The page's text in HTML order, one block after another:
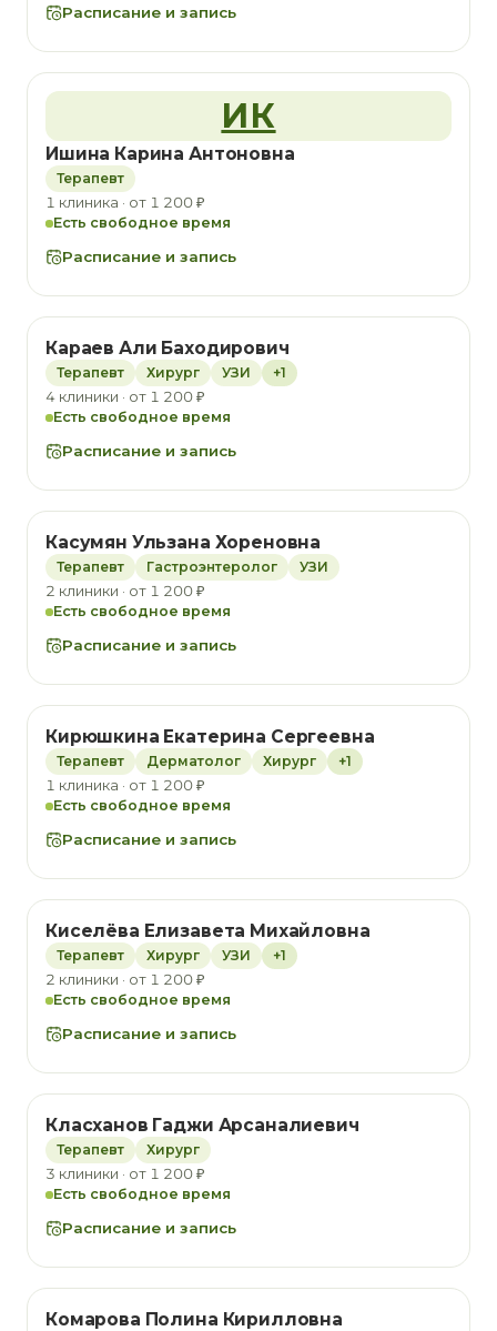
Расписание и запись
ИК
Ишина Карина Антоновна
Терапевт
1 клиника · от 1 200 ₽
Есть свободное время
Расписание и запись
Караев Али Баходирович
Терапевт Хирург УЗИ +1
4 клиники · от 1 200 ₽
Есть свободное время
Расписание и запись
Касумян Ульзана Хореновна
Терапевт Гастроэнтеролог УЗИ
2 клиники · от 1 200 ₽
Есть свободное время
Расписание и запись
Кирюшкина Екатерина Сергеевна
Терапевт Дерматолог Хирург +1
1 клиника · от 1 200 ₽
Есть свободное время
Расписание и запись
Киселёва Елизавета Михайловна
Терапевт Хирург УЗИ +1
2 клиники · от 1 200 ₽
Есть свободное время
Расписание и запись
Класханов Гаджи Арсаналиевич
Терапевт Хирург
3 клиники · от 1 200 ₽
Есть свободное время
Расписание и запись
Комарова Полина Кирилловна